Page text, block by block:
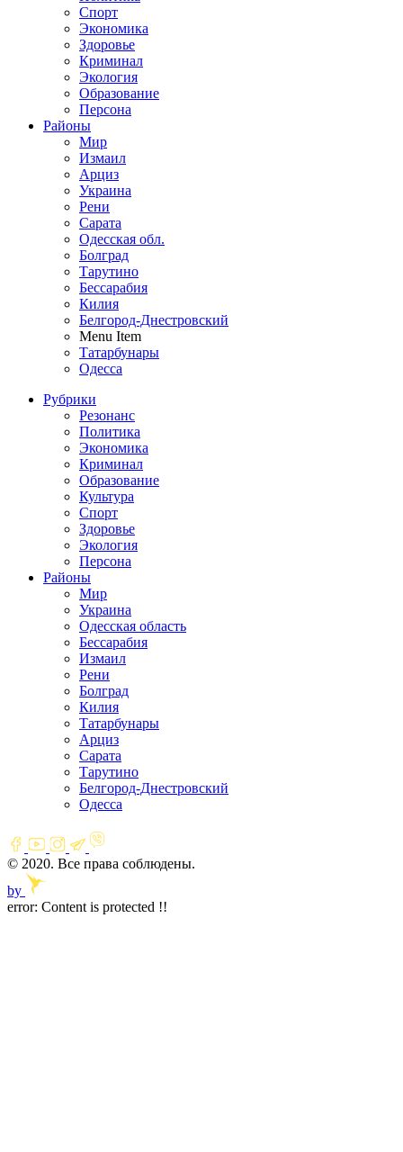
Спорт
Экономика
Здоровье
Криминал
Экология
Образование
Персона
Районы
Мир
Измаил
Арциз
Украина
Рени
Сарата
Одесская обл.
Болград
Тарутино
Бессарабия
Килия
Белгород-Днестровский
Menu Item
Татарбунары
Одесса
Рубрики
Резонанс
Политика
Экономика
Криминал
Образование
Культура
Спорт
Здоровье
Экология
Персона
Районы
Мир
Украина
Одесская область
Бессарабия
Измаил
Рени
Болград
Килия
Татарбунары
Арциз
Сарата
Тарутино
Белгород-Днестровский
Одесса
© 2020. Все права соблюдены.
by
error: Content is protected !!